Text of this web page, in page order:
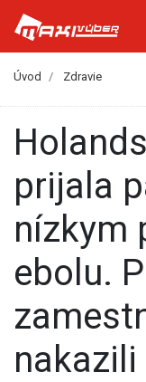
Úvod Zdravie
Holandská nemocnica
prijala
nízkym
ebolu.